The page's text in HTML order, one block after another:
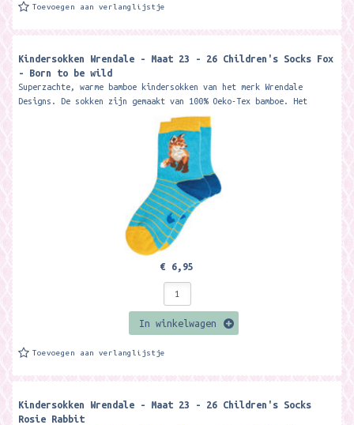
Toevoegen aan verlanglijstje
Kindersokken Wrendale - Maat 23 - 26 Children's Socks Fox
- Born to be wild
Superzachte, warme bamboe kindersokken van het merk Wrendale
Designs. De sokken zijn gemaakt van 100% Oeko-Tex bamboe. Het
€ 6,95
In winkelwagen
Toevoegen aan verlanglijstje
Kindersokken Wrendale - Maat 23 - 26 Children's Socks
Rosie Rabbit